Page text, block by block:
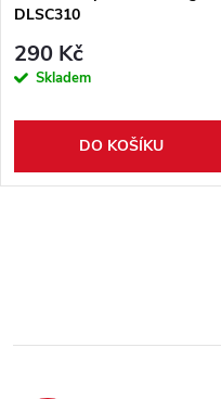
DLSC310
290 Kč
Skladem
DO KOŠÍKU